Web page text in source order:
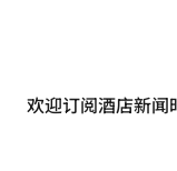
欢迎订阅酒店新闻